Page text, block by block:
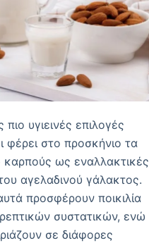
υγιεινές επιλογές
φέρει στο προσκήνιο τα
ως εναλλακτικές
αγελαδινού γάλακτος.
προσφέρουν ποικιλία
συστατικών, ενώ
σε διάφορες